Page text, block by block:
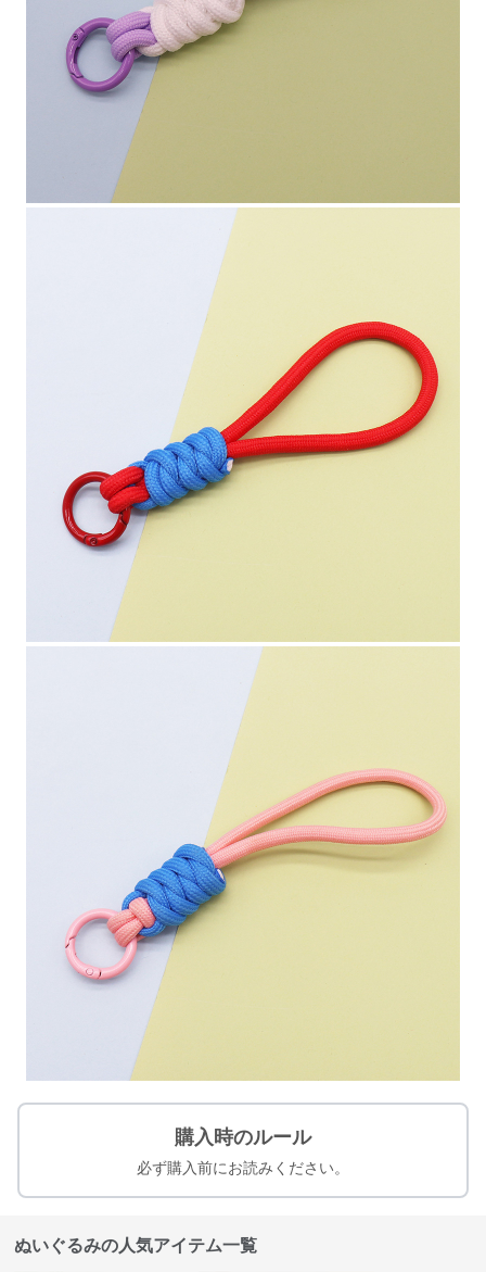
購入時のルール
必ず購入前にお読みください。
ぬいぐるみの人気アイテム一覧